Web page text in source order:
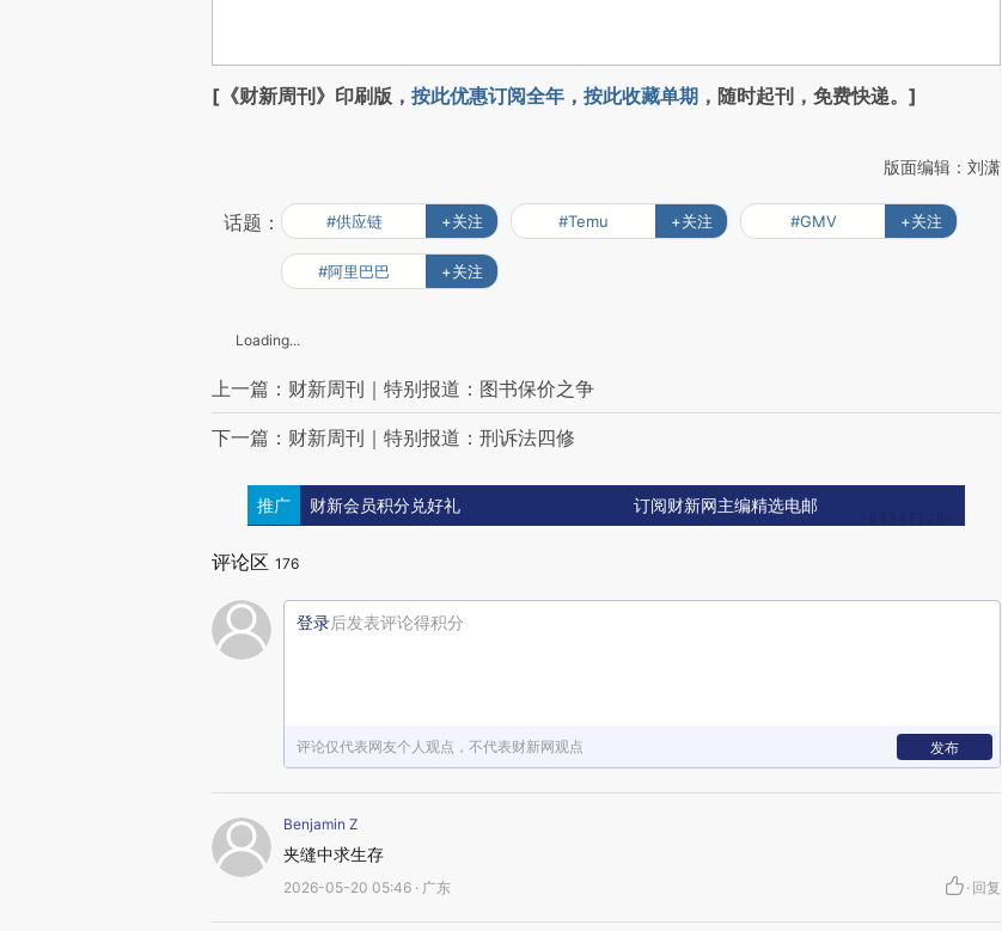
[《财新周刊》印刷版， 按此优惠订阅全年 ， 按此收藏单期 ，随时起刊，免费快递。]
版面编辑：刘潇
话题： #供应链 +关注 #Temu +关注 #GMV +关注
#阿里巴巴 +关注
Loading...
上一篇：财新周刊｜特别报道：图书保价之争
下一篇：财新周刊｜特别报道：刑诉法四修
推广 财新会员积分兑好礼 订阅财新网主编精选电邮
评论区 176
登录后发表评论得积分
评论仅代表网友个人观点，不代表财新网观点 发布
Benjamin Z
夹缝中求生存
2026-05-20 05:46 · 广东 · 回复